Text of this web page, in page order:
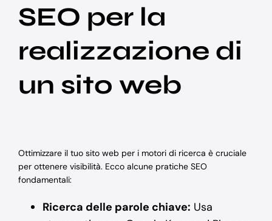
SEO per la
realizzazione di
un sito web
Ottimizzare il tuo sito web per i motori di ricerca è cruciale
per ottenere visibilità. Ecco alcune pratiche SEO
fondamentali:
Ricerca delle parole chiave: Usa